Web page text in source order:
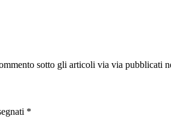
sotto gli articoli via via pubblicati
*